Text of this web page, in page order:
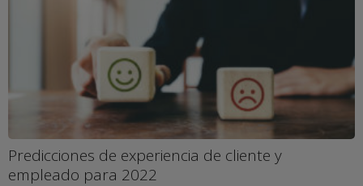
Predicciones de experiencia de cliente y
empleado para 2022